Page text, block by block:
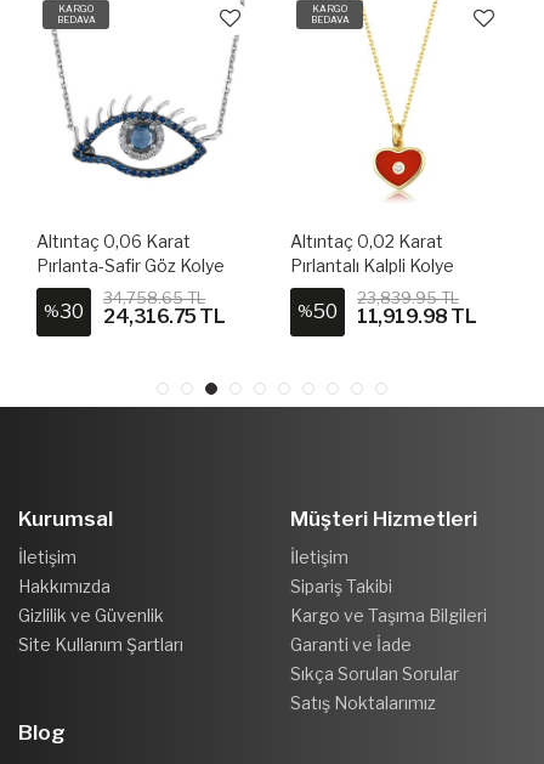
KARGO
BEDAVA
Altıntaç 0,06 Karat
Pırlanta-Safir Göz Kolye
11084-PKL0614
%30
34,758.65 TL
24,316.75 TL
KARGO
BEDAVA
Altıntaç 0,02 Karat
Pırlantalı Kalpli Kolye
11439-PKU0021
%50
23,839.95 TL
11,919.98 TL
Kurumsal
İletişim
Hakkımızda
Gizlilik ve Güvenlik
Site Kullanım Şartları
Müşteri Hizmetleri
İletişim
Sipariş Takibi
Kargo ve Taşıma Bilgileri
Garanti ve İade
Sıkça Sorulan Sorular
Satış Noktalarımız
Blog